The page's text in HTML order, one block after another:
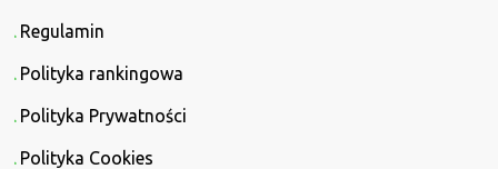
Regulamin
Polityka rankingowa
Polityka Prywatności
Polityka Cookies